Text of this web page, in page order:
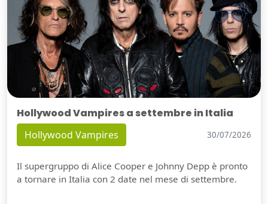
Hollywood Vampires a settembre in Italia
Hollywood Vampires 30/07/2026
Il supergruppo di Alice Cooper e Johnny Depp è pronto
a tornare in Italia con 2 date nel mese di settembre.